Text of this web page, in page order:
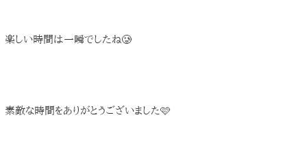
楽しい時間は一瞬でしたね🥲
素敵な時間をありがとうございました🩷